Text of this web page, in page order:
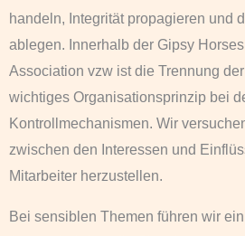
handeln, Integrität propagieren und
ablegen. Innerhalb der Gipsy
Association vzw ist die Trennung
wichtiges Organisationsprinzip bei
Kontrollmechanismen. Wir
zwischen den Interessen und
Mitarbeiter herzustellen.
Bei sensiblen Themen führen wir